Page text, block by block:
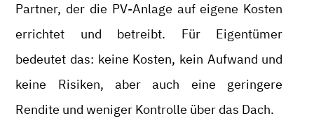
Partner, der die PV-Anlage auf eigene Kosten
errichtet und betreibt. Für Eigentümer
bedeutet das: keine Kosten, kein Aufwand und
keine Risiken, aber auch eine geringere
Rendite und weniger Kontrolle über das Dach.